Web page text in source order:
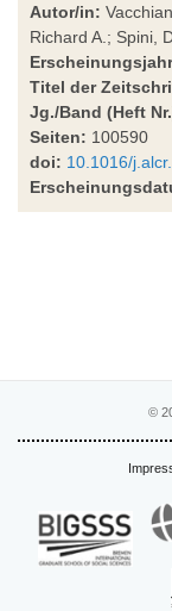
Autor/in:
Richard A.; Spini,
Titel der
Jg./Band (Heft
Seiten: 100590
doi: 10.1016/
©